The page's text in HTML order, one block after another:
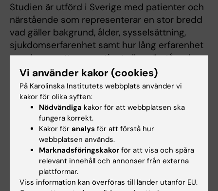
Studien är utförd i Sverige med patienter och
närstående som representerar en stor bredd
vad gäller bakgrund, ålder, sysselsättning,
sjukdomserfarenhet samt hur lång erfarenhet
man har av att vara patient eller närstående.
Vi har kombinerat enskilda intervjuer med
fokusgrupper för att få både bredd och djup i
den insamlade informationen.
Vad är nästa steg i er forskning?
Under våren 2023 kommer försteförfattaren
av artikeln, Therese Scott Duncan, att försvara
sin doktorsavhandling inom detta område. Det
blir den första doktorsavhandlingen i världen
som bygger på forskning av, med och om
Vi använder kakor (cookies)
På Karolinska Institutets webbplats använder vi
kakor för olika syften:
Nödvändiga kakor för att webbplatsen ska
fungera korrekt.
Kakor för analys för att förstå hur
webbplatsen används.
Marknadsföringskakor för att visa och spåra
relevant innehåll och annonser från externa
plattformar.
Viss information kan överföras till länder utanför EU.